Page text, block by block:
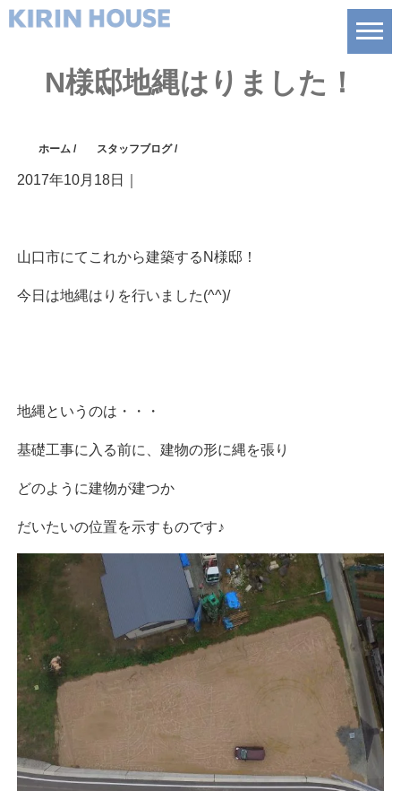
N様邸地縄はりました！
ホーム / スタッフブログ/
2017年10月18日
山口市にてこれから建築するN様邸！
今日は地縄はりを行いました(^^)/
地縄というのは・・・
基礎工事に入る前に、建物の形に縄を張り
どのように建物が建つか
だいたいの位置を示すものです♪